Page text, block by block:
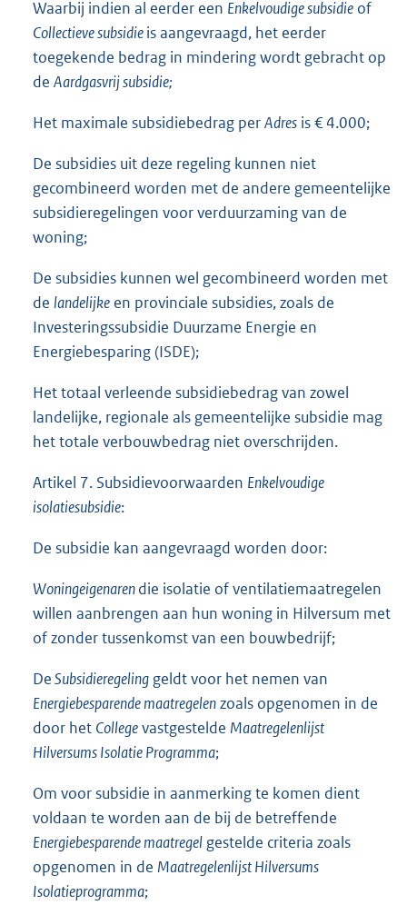
Waarbij indien al eerder een Enkelvoudige subsidie of
Collectieve subsidieis aangevraagd, het eerder
toegekende bedrag in mindering wordt gebracht op
de Aardgasvrij subsidie;
Het maximale subsidiebedrag perAdres is € 4.000;
De subsidies uit deze regeling kunnen niet
gecombineerd worden met de andere gemeentelijke
subsidieregelingen voor verduurzaming van de
woning;
De subsidies kunnen wel gecombineerd worden met
de landelijke en provinciale subsidies, zoals de
Investeringssubsidie Duurzame Energie en
Energiebesparing (ISDE);
Het totaal verleende subsidiebedrag van zowel
landelijke, regionale als gemeentelijke subsidie mag
het totale verbouwbedrag niet overschrijden.
Artikel 7. Subsidievoorwaarden Enkelvoudige
isolatiesubsidie:
De subsidie kan aangevraagd worden door:
Woningeigenarendie isolatie of ventilatiemaatregelen
willen aanbrengen aan hun woning in Hilversum met
of zonder tussenkomst van een bouwbedrijf;
DeSubsidieregeling geldt voor het nemen van
Energiebesparende maatregelenzoals opgenomen in de
door het Collegevastgestelde Maatregelenlijst
Hilversums Isolatie Programma;
Om voor subsidie in aanmerking te komen dient
voldaan te worden aan de bij de betreffende
Energiebesparende maatregel gestelde criteria zoals
opgenomen in de Maatregelenlijst Hilversums
Isolatieprogramma;